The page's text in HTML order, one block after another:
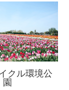
クル環境公
園